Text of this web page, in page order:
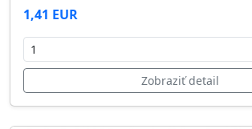
1,41 EUR
Zobraziť detail